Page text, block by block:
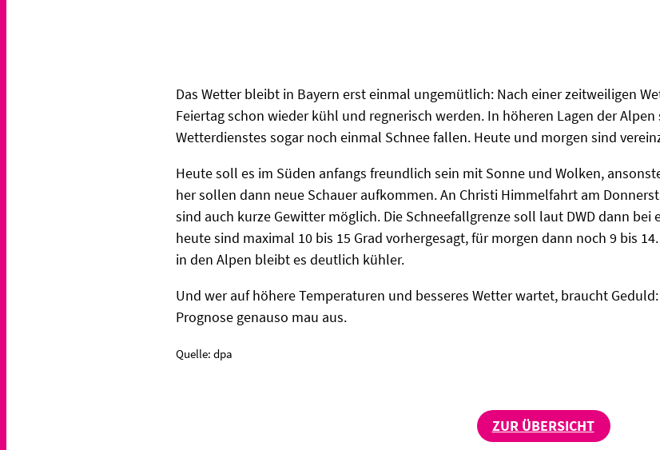
Das Wetter bleibt in Bayern erst einmal ungemütlich: Nach einer zeitweiligen
Feiertag schon wieder kühl und regnerisch werden. In höheren Lagen der
Wetterdienstes sogar noch einmal Schnee fallen. Heute und morgen sind
Heute soll es im Süden anfangs freundlich sein mit Sonne und Wolken,
her sollen dann neue Schauer aufkommen. An Christi Himmelfahrt am
sind auch kurze Gewitter möglich. Die Schneefallgrenze soll laut DWD dann bei
heute sind maximal 10 bis 15 Grad vorhergesagt, für morgen dann noch 9 bis
in den Alpen bleibt es deutlich kühler.
Und wer auf höhere Temperaturen und besseres Wetter wartet, braucht
Prognose genauso mau aus.
Quelle: dpa
ZUR ÜBERSICHT